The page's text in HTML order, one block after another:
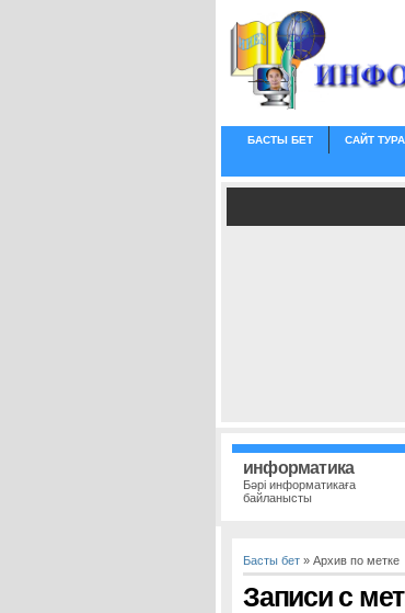
БАСТЫ БЕТ САЙТ
информатика
Бәрі информатикаға
байланысты
Басты бет » Архив по метке
Записи с